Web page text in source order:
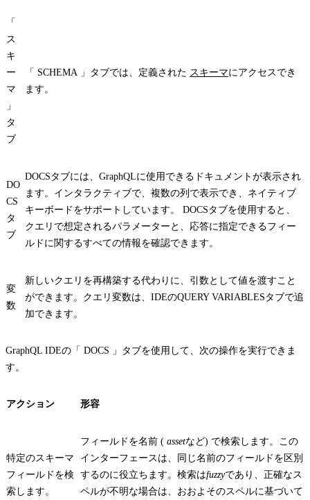
「
ス
キ
ー
マ
」
タ
ブ
「 SCHEMA 」タブでは、定義された スキーマにアクセスでき
ます。
DO
CS
タ
ブ
DOCS タブには、GraphQLに使用できるドキュメントが表示され
ます。インタラクティブで、複数の列で表示でき、ネイティブ
キーボードをサポートしています。 DOCS タブを使用すると、
クエリで想定されるパラメーターと、応答に指定できるフィー
ルドに関するすべての情報を確認できます。
変
数
新しいクエリを再構築する代わりに、引数として値を渡すこと
ができます。クエリ変数は、IDEのQUERY VARIABLES タブで追
加できます。
GraphQL IDEの「 DOCS 」タブを使用して、次の操作を実行できま
す。
アクション 形容
特定のスキーマ
フィールドを検
索します。
フィールドを名前 ( assetなど) で検索します。この
インターフェースは、同じ名前のフィールドを区別
するのに役立ちます。検索はfuzzyであり、正確なス
ペルが不明な場合は、おおよそのスペルに基づいて